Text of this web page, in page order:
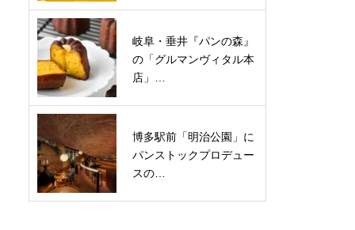
岐阜・垂井『パンの森』
の「グルマンヴィタル本
店」…
博多駅前「明治公園」に
パンストックプロデュー
スの…